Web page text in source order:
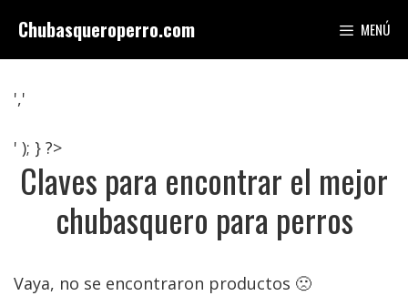
contenido
Chubasqueroperro.com MENÚ
','
' ); } ?>
Claves para encontrar el mejor
chubasquero para perros
Vaya, no se encontraron productos 🙁